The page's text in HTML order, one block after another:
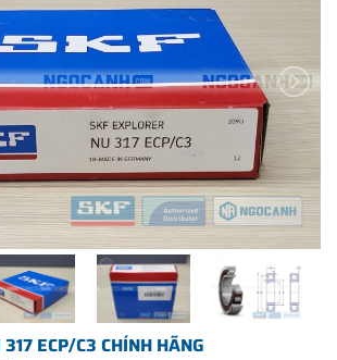
ECP/C3 CHÍNH HÃNG